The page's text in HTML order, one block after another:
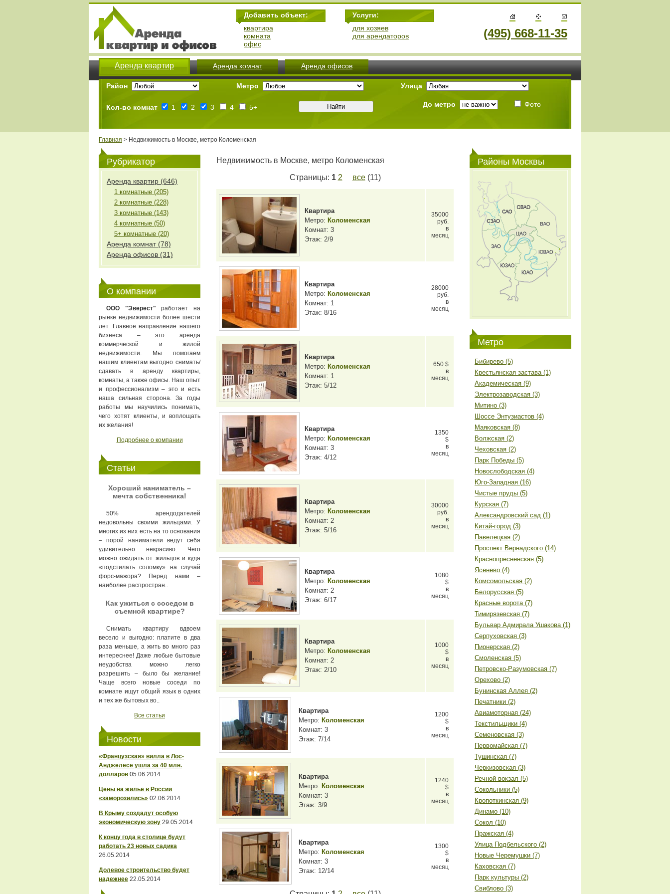
Добавить объект:
квартира
комната
офис
Услуги:
для хозяев
для арендаторов
(495) 668-11-35
Аренда квартир Аренда комнат Аренда офисов
Район Метро Улица
Кол-во комнат 1 2 3 4 5+ До метро Фото
Главная > Недвижимость в Москве, метро Коломенская
Рубрикатор
Аренда квартир (646)
1 комнатные (205)
2 комнатные (228)
3 комнатные (143)
4 комнатные (50)
5+ комнатные (20)
Аренда комнат (78)
Аренда офисов (31)
О компании
ООО "Эверест" работает на
рынке недвижимости более шести
лет. Главное направление нашего
бизнеса – это аренда
коммерческой и жилой
недвижимости. Мы помогаем
нашим клиентам выгодно снимать/
сдавать в аренду квартиры,
комнаты, а также офисы. Наш опыт
и профессионализм – это и есть
наша сильная сторона. За годы
работы мы научились понимать,
чего хотят клиенты, и воплощать
их желания!
Подробнее о компании
Статьи
Хороший наниматель –
мечта собственника!
50% арендодателей
недовольны своими жильцами. У
многих из них есть на то основания
– порой наниматели ведут себя
удивительно некрасиво. Чего
можно ожидать от жильцов и куда
«подстилать соломку» на случай
форс-мажора? Перед нами –
наиболее распростран..
Как ужиться с соседом в
съемной квартире?
Снимать квартиру вдвоем
весело и выгодно: платите в два
раза меньше, а жить во много раз
интереснее! Даже любые бытовые
неудобства можно легко
разрешить – было бы желание!
Чаще всего новые соседи по
комнате ищут общий язык в одних
и тех же бытовых во..
Все статьи
Новости
«Французская» вилла в Лос-
Анджелесе ушла за 40 млн.
долларов 05.06.2014
Цены на жилье в России
«заморозились» 02.06.2014
В Крыму создадут особую
экономическую зону 29.05.2014
К концу года в столице будут
работать 23 новых садика
26.05.2014
Долевое строительство будет
надежнее 22.05.2014
Недвижимость в Москве, метро Коломенская
Страницы: 1 2 все(11)
Квартира
Метро: Коломенская
Комнат: 3
Этаж: 2/9
35000
руб.
в
месяц
Квартира
Метро: Коломенская
Комнат: 1
Этаж: 8/16
28000
руб.
в
месяц
Квартира
Метро: Коломенская
Комнат: 1
Этаж: 5/12
650 $
в
месяц
Квартира
Метро: Коломенская
Комнат: 3
Этаж: 4/12
1350
$
в
месяц
Квартира
Метро: Коломенская
Комнат: 2
Этаж: 5/16
30000
руб.
в
месяц
Квартира
Метро: Коломенская
Комнат: 2
Этаж: 6/17
1080
$
в
месяц
Квартира
Метро: Коломенская
Комнат: 2
Этаж: 2/10
1000
$
в
месяц
Квартира
Метро: Коломенская
Комнат: 3
Этаж: 7/14
1200
$
в
месяц
Квартира
Метро: Коломенская
Комнат: 3
Этаж: 3/9
1240
$
в
месяц
Квартира
Метро: Коломенская
Комнат: 3
Этаж: 12/14
1300
$
в
месяц
Районы Москвы
Метро
Бибирево (5)
Крестьянская застава (1)
Академическая (9)
Электрозаводская (3)
Митино (3)
Шоссе Энтузиастов (4)
Маяковская (8)
Волжская (2)
Чеховская (2)
Парк Победы (5)
Новослободская (4)
Юго-Западная (16)
Чистые пруды (5)
Курская (7)
Александровский сад (1)
Китай-город (3)
Павелецкая (2)
Проспект Вернадского (14)
Краснопресненская (5)
Ясенево (4)
Комсомольская (2)
Белорусская (5)
Красные ворота (7)
Тимирязевская (7)
Бульвар Адмирала Ушакова (1)
Серпуховская (3)
Пионерская (2)
Смоленская (5)
Петровско-Разумовская (7)
Орехово (2)
Бунинская Аллея (2)
Печатники (2)
Авиамоторная (24)
Текстильщики (4)
Семеновская (3)
Первомайская (7)
Тушинская (7)
Черкизовская (3)
Речной вокзал (5)
Сокольники (5)
Кропоткинская (9)
Динамо (10)
Сокол (10)
Пражская (4)
Улица Подбельского (2)
Новые Черемушки (7)
Каховская (7)
Парк культуры (2)
Свиблово (3)